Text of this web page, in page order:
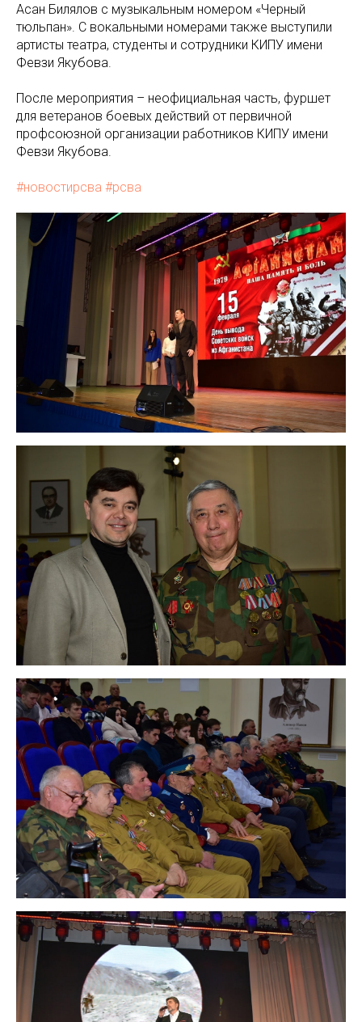
Асан Билялов с музыкальным номером «Черный
тюльпан». С вокальными номерами также выступили
артисты театра, студенты и сотрудники КИПУ имени
Февзи Якубова.
После мероприятия – неофициальная часть, фуршет
для ветеранов боевых действий от первичной
профсоюзной организации работников КИПУ имени
Февзи Якубова.
#новостирсва #рсва